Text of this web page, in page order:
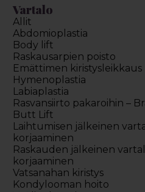
Vartalo
Allit
Abdomioplastia
Body lift
Raskausarpien poisto
Emättimen kiristysleikkaus
Hymenoplastia
Labiaplastia
Rasvansiirto pakaroihin –
Butt Lift
Laihtumisen jälkeinen
korjaaminen
Raskauden jälkeinen
korjaaminen
Vatsanahan kiristys
Kondylooman hoito